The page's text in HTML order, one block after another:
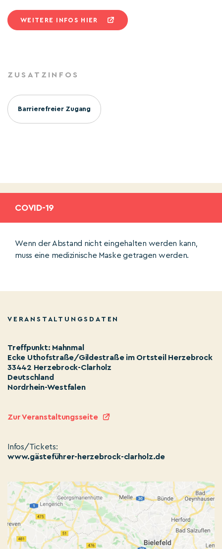
WEITERE INFOS HIER
ZUSATZINFOS
Barrierefreier Zugang
COVID-19
Wenn der Abstand nicht eingehalten werden kann,
muss eine medizinische Maske getragen werden.
VERANSTALTUNGSDATEN
Treffpunkt: Mahnmal
Ecke Uthofstraße/Gildestraße im Ortsteil Herzebrock
33442 Herzebrock-Clarholz
Deutschland
Nordrhein-Westfalen
Zur Veranstaltungsseite
Infos/Tickets:
www.gästeführer-herzebrock-clarholz.de